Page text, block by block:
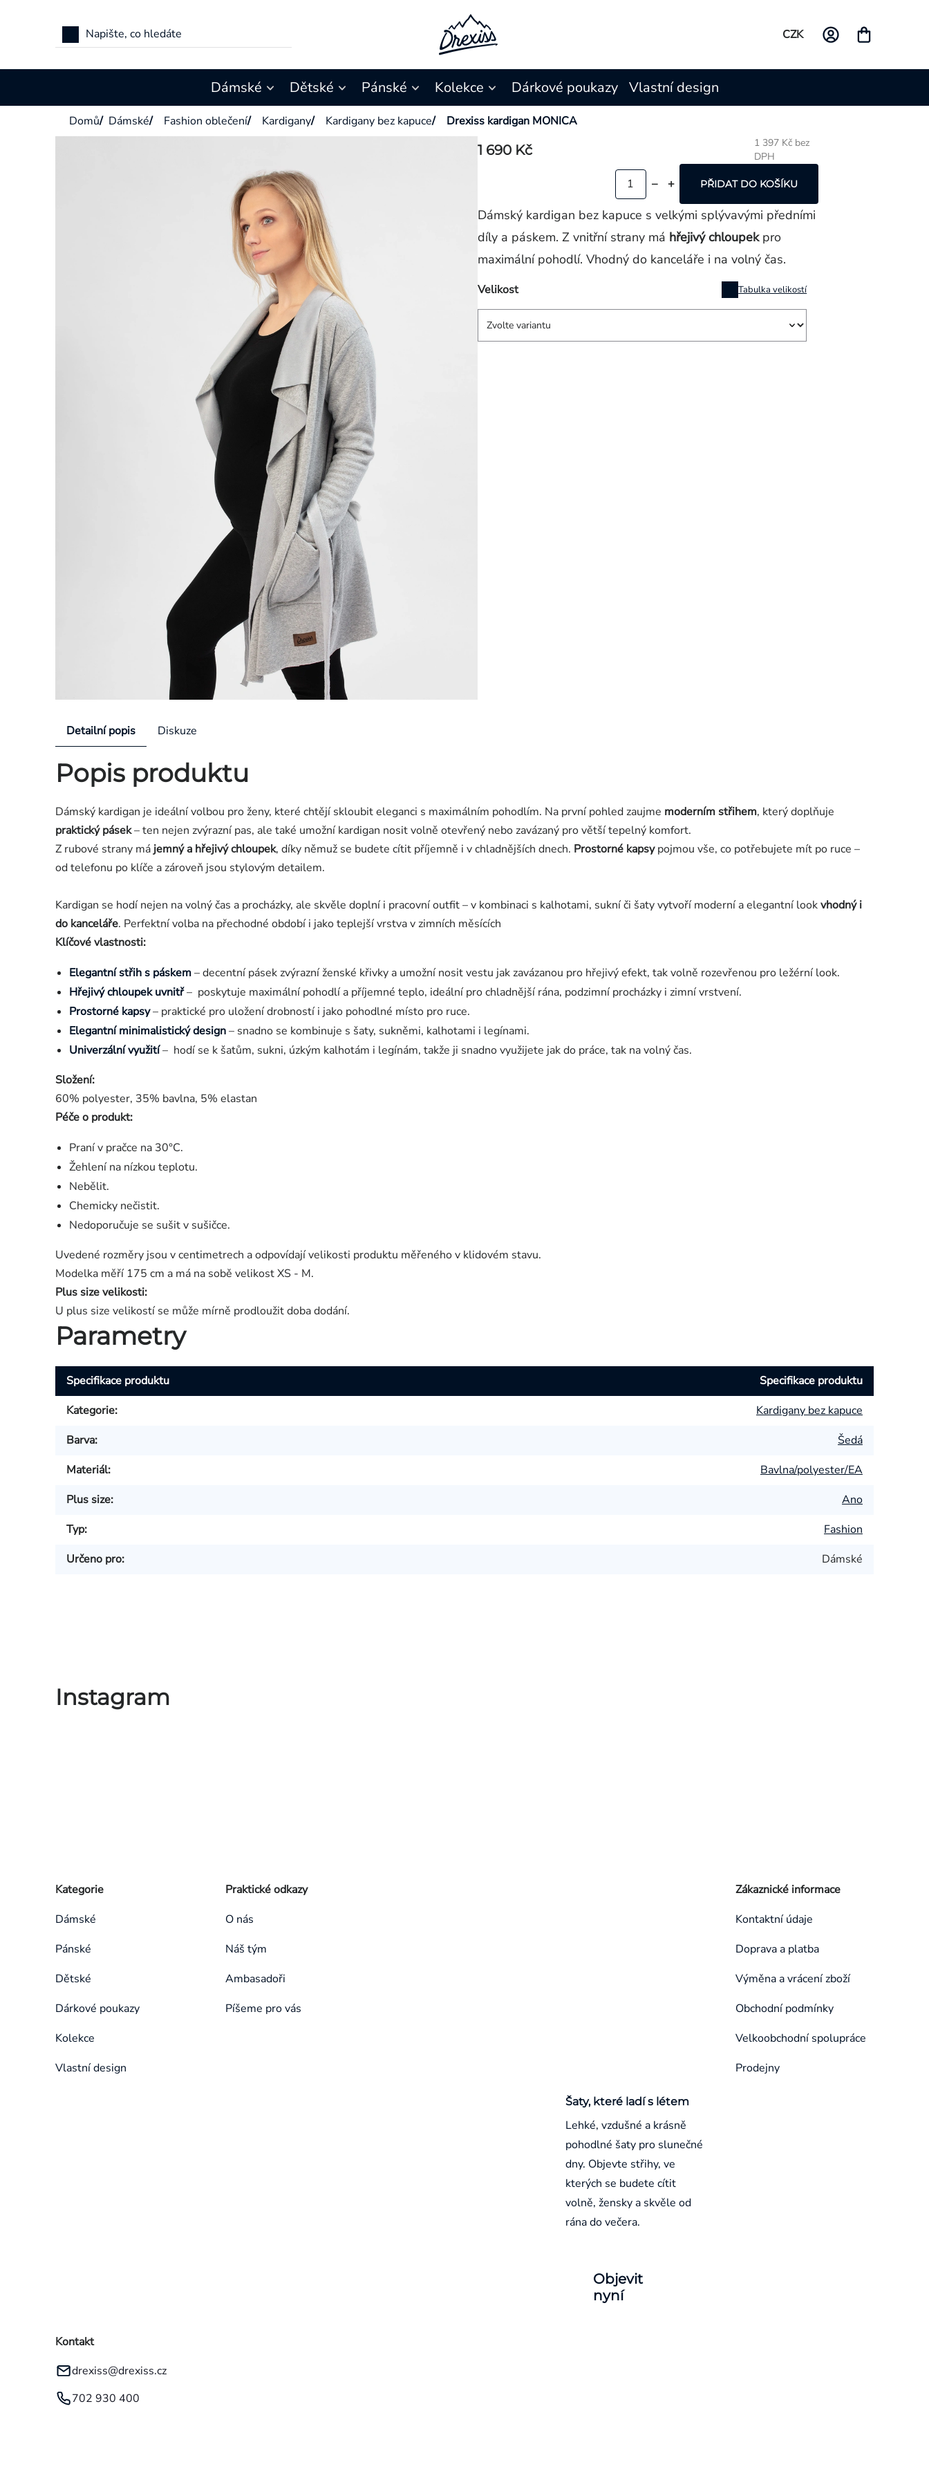
CZK
Dámské Dětské Pánské Kolekce Dárkové poukazy Vlastní design
Domů/ Dámské/ Fashion oblečení/ Kardigany/ Kardigany bez kapuce/ Drexiss kardigan MONICA
1 690 Kč
1 397 Kč bez
DPH
Velikost Tabulka velikostí
PŘIDAT DO KOŠÍKU
Dámský kardigan bez kapuce s velkými splývavými předními
díly a páskem. Z vnitřní strany má hřejivý chloupekpro
maximální pohodlí. Vhodný do kanceláře i na volný čas.
Detailní popis Diskuze
Popis produktu
Dámský kardigan je ideální volbou pro ženy, které chtějí skloubit eleganci s maximálním pohodlím. Na první pohled zaujme moderním střihem, který doplňuje
praktický pásek– ten nejen zvýrazní pas, ale také umožní kardigan nosit volně otevřený nebo zavázaný pro větší tepelný komfort.
Z rubové strany má jemný a hřejivý chloupek, díky němuž se budete cítit příjemně i v chladnějších dnech. Prostorné kapsypojmou vše, co potřebujete mít po ruce –
od telefonu po klíče a zároveň jsou stylovým detailem.
Kardigan se hodí nejen na volný čas a procházky, ale skvěle doplní i pracovní outfit – v kombinaci s kalhotami, sukní či šaty vytvoří moderní a elegantní lookvhodný i
do kanceláře. Perfektní volba na přechodné období i jako teplejší vrstva v zimních měsících
Klíčové vlastnosti:
Elegantní střih s páskem– decentní pásek zvýrazní ženské křivky a umožní nosit vestu jak zavázanou pro hřejivý efekt, tak volně rozevřenou pro ležérní look.
Hřejivý chloupek uvnitř– poskytuje maximální pohodlí a příjemné teplo, ideální pro chladnější rána, podzimní procházky i zimní vrstvení.
Prostorné kapsy– praktické pro uložení drobností i jako pohodlné místo pro ruce.
Elegantní minimalistický design– snadno se kombinuje s šaty, sukněmi, kalhotami i legínami.
Univerzální využití– hodí se k šatům, sukni, úzkým kalhotám i legínám, takže ji snadno využijete jak do práce, tak na volný čas.
Složení:
60% polyester, 35% bavlna, 5% elastan
Péče o produkt:
Praní v pračce na 30°C.
Žehlení na nízkou teplotu.
Nebělit.
Chemicky nečistit.
Nedoporučuje se sušit v sušičce.
Uvedené rozměry jsou v centimetrech a odpovídají velikosti produktu měřeného v klidovém stavu.
Modelka měří 175 cm a má na sobě velikost XS - M.
Plus size velikosti:
U plus size velikostí se může mírně prodloužit doba dodání.
Parametry
Specifikace produktu
Specifikace produktu
Kategorie:
Kardigany bez kapuce
Barva:
Šedá
Materiál:
Bavlna/polyester/EA
Plus size:
Ano
Typ:
Fashion
Určeno pro: Dámské
Instagram
kategorie
Kategorie
Dámské
Pánské
Dětské
Dárkové poukazy
Kolekce
Vlastní design
Praktické odkazy
O nás
Náš tým
Ambasadoři
Píšeme pro vás
Šaty, které ladí s létem
Lehké, vzdušné a krásně
pohodlné šaty pro slunečné
dny. Objevte střihy, ve
kterých se budete cítit
volně, žensky a skvěle od
rána do večera.
Objevit
nyní
Zákaznické informace
Kontaktní údaje
Doprava a platba
Výměna a vrácení zboží
Obchodní podmínky
Velkoobchodní spolupráce
Prodejny
Kontakt
drexiss@drexiss.cz
702 930 400